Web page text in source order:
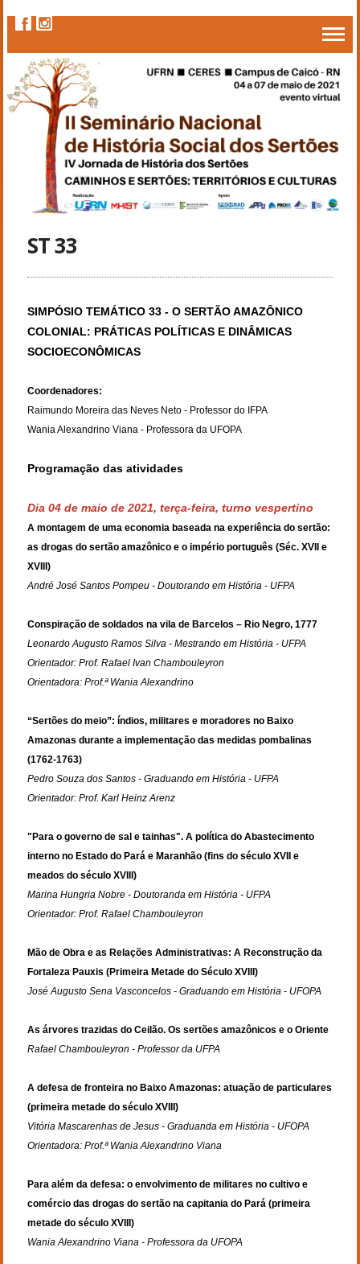
ST 33
SIMPÓSIO TEMÁTICO 33 - O SERTÃO AMAZÔNICO
COLONIAL: PRÁTICAS POLÍTICAS E DINÂMICAS
SOCIOECONÔMICAS
Coordenadores:
Raimundo Moreira das Neves Neto - Professor do IFPA
Wania Alexandrino Viana - Professora da UFOPA
Programação das atividades
Dia 04 de maio de 2021, terça-feira, turno vespertino
A montagem de uma economia baseada na experiência do sertão:
as drogas do sertão amazônico e o império português (Séc. XVII e
XVIII)
André José Santos Pompeu - Doutorando em História - UFPA
Conspiração de soldados na vila de Barcelos – Rio Negro, 1777
Leonardo Augusto Ramos Silva - Mestrando em História - UFPA
Orientador: Prof. Rafael Ivan Chambouleyron
Orientadora: Prof.ª Wania Alexandrino
“Sertões do meio”: índios, militares e moradores no Baixo
Amazonas durante a implementação das medidas pombalinas
(1762-1763)
Pedro Souza dos Santos - Graduando em História - UFPA
Orientador: Prof. Karl Heinz Arenz
"Para o governo de sal e tainhas". A política do Abastecimento
interno no Estado do Pará e Maranhão (fins do século XVII e
meados do século XVIII)
Marina Hungria Nobre - Doutoranda em História - UFPA
Orientador: Prof. Rafael Chambouleyron
Mão de Obra e as Relações Administrativas: A Reconstrução da
Fortaleza Pauxis (Primeira Metade do Século XVIII)
José Augusto Sena Vasconcelos - Graduando em História - UFOPA
As árvores trazidas do Ceilão. Os sertões amazônicos e o Oriente
Rafael Chambouleyron - Professor da UFPA
A defesa de fronteira no Baixo Amazonas: atuação de particulares
(primeira metade do século XVIII)
Vitória Mascarenhas de Jesus - Graduanda em História - UFOPA
Orientadora: Prof.ª Wania Alexandrino Viana
Para além da defesa: o envolvimento de militares no cultivo e
comércio das drogas do sertão na capitania do Pará (primeira
metade do século XVIII)